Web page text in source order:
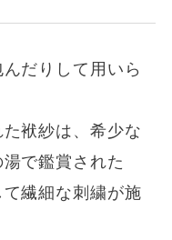
だりして用いら
袱紗は、希少な
で鑑賞された
繊細な刺繍が施